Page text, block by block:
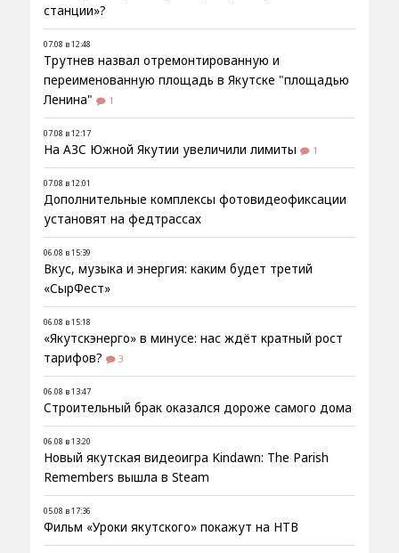
станции»?
07.08 в 12:48
Трутнев назвал отремонтированную и
переименованную площадь в Якутске "площадью
Ленина"
1
07.08 в 12:17
На АЗС Южной Якутии увеличили лимиты 1
07.08 в 12:01
Дополнительные комплексы фотовидеофиксации
установят на федтрассах
06.08 в 15:39
Вкус, музыка и энергия: каким будет третий
«СырФест»
06.08 в 15:18
«Якутскэнерго» в минусе: нас ждёт кратный рост
тарифов?
3
06.08 в 13:47
Строительный брак оказался дороже самого дома
06.08 в 13:20
Новый якутская видеоигра Kindawn: The Parish
Remembers вышла в Steam
05.08 в 17:36
Фильм «Уроки якутского» покажут на НТВ